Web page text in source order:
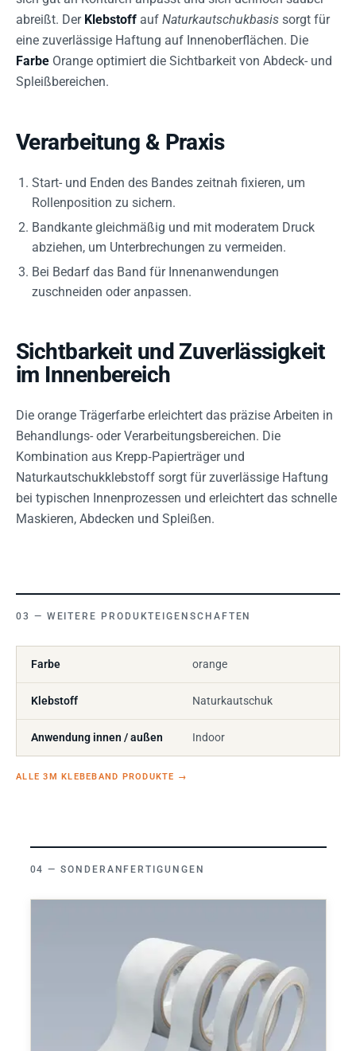
abreißt. Der Klebstoff auf Naturkautschukbasis sorgt für
eine zuverlässige Haftung auf Innenoberflächen. Die
Farbe Orange optimiert die Sichtbarkeit von Abdeck- und
Spleißbereichen.
Verarbeitung & Praxis
Start- und Enden des Bandes zeitnah fixieren, um
Rollenposition zu sichern.
Bandkante gleichmäßig und mit moderatem Druck
abziehen, um Unterbrechungen zu vermeiden.
Bei Bedarf das Band für Innenanwendungen
zuschneiden oder anpassen.
Sichtbarkeit und Zuverlässigkeit
im Innenbereich
Die orange Trägerfarbe erleichtert das präzise Arbeiten in
Behandlungs- oder Verarbeitungsbereichen. Die
Kombination aus Krepp‑Papierträger und
Naturkautschukklebstoff sorgt für zuverlässige Haftung
bei typischen Innenprozessen und erleichtert das schnelle
Maskieren, Abdecken und Spleißen.
WEITERE PRODUKTEIGENSCHAFTEN
Farbe orange
Klebstoff Naturkautschuk
Anwendung innen / außen Indoor
ALLE 3M KLEBEBAND PRODUKTE →
SONDERANFERTIGUNGEN